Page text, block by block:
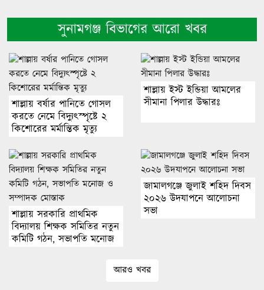
সুনামগঞ্জ বিভাগের আরো খবর
শাল্লায় বর্ষার পানিতে গোসল
করতে নেমে বিদ্যুৎস্পৃষ্টে ২
কিশোরের মর্মান্তিক মৃত্যু
শাল্লায় ইস্ট ইন্ডিয়া আমলের
সীমানা পিলার উদ্ধারঃ
শাল্লায় সরকারি প্রাথমিক
বিদ্যালয় শিক্ষক সমিতির নতুন
কমিটি গঠন, সভাপতি মনোজ
জামালগঞ্জে জুলাই শহিদ দিবস
২০২৬ উদযাপনে আলোচনা
সভা
আরও খবর